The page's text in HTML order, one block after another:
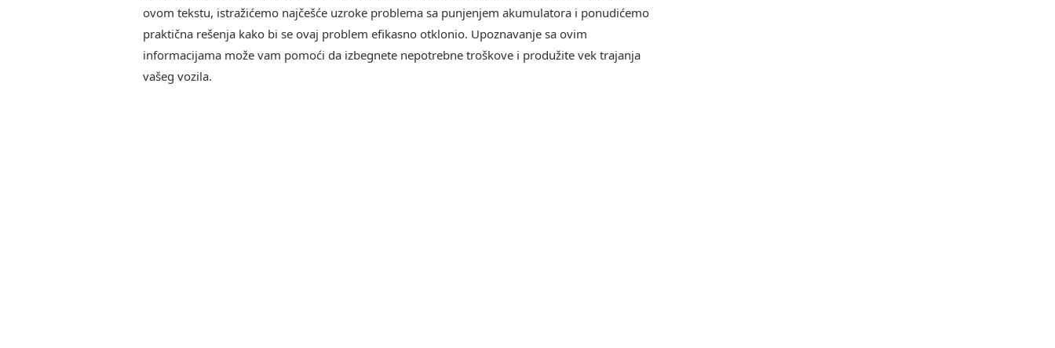
ovom tekstu, istražićemo najčešće uzroke problema sa punjenjem akumulatora i ponudićemo
praktična rešenja kako bi se ovaj problem efikasno otklonio. Upoznavanje sa ovim
informacijama može vam pomoći da izbegnete nepotrebne troškove i produžite vek trajanja
vašeg vozila.